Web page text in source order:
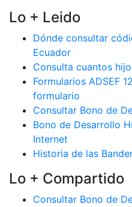
Lo + Leido
Dónde consultar
Ecuador
Consulta cuantos
Formularios ADSEF
formulario
Consultar Bono de
Bono de Desarrollo
Internet
Historia de las
Lo + Compartido
Consultar Bono de